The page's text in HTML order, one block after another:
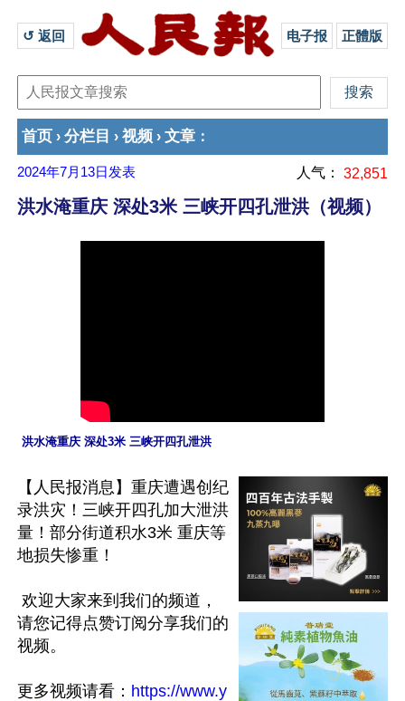
↺ 返回 电子报 正體版
首页 › 分栏目 › 视频 › 文章 ：
2024年7月13日 发表 人气： 32,851
洪水淹重庆 深处3米 三峡开四孔泄洪（视频）
洪水淹重庆 深处3米 三峡开四孔泄洪
【人民报消息】重庆遭遇创纪
录洪灾！三峡开四孔加大泄洪
量！部分街道积水3米 重庆等
地损失惨重！
请您记得点赞订阅分享我们的
视频。
更多视频请看： https://www.y